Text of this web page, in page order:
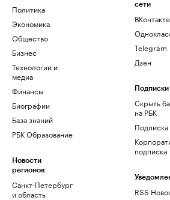
Политика
Экономика
Общество
Бизнес
Технологии и
медиа
Финансы
Биографии
База знаний
РБК Образование
Новости
регионов
Санкт-Петербург
и область
сети
ВКонтакте
Telegram
Дзен
Подписки
Скрыть
на РБК
подписка
RSS